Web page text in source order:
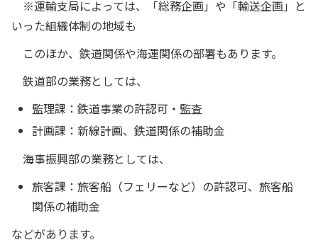
※運輸支局によっては、「総務企画」や「輸送企画」と
いった組織体制の地域も
このほか、鉄道関係や海運関係の部署もあります。
鉄道部の業務としては、
監理課：鉄道事業の許認可・監査
計画課：新線計画、鉄道関係の補助金
海事振興部の業務としては、
旅客課：旅客船（フェリーなど）の許認可、旅客船
関係の補助金
などがあります。